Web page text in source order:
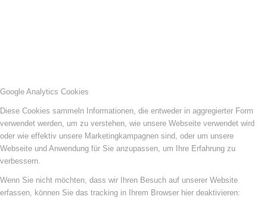
Google Analytics Cookies
Diese Cookies sammeln Informationen, die entweder in aggregierter Form
verwendet werden, um zu verstehen, wie unsere Webseite verwendet wird
oder wie effektiv unsere Marketingkampagnen sind, oder um unsere
Webseite und Anwendung für Sie anzupassen, um Ihre Erfahrung zu
verbessern.
Wenn Sie nicht möchten, dass wir Ihren Besuch auf unserer Website
erfassen, können Sie das tracking in Ihrem Browser hier deaktivieren: